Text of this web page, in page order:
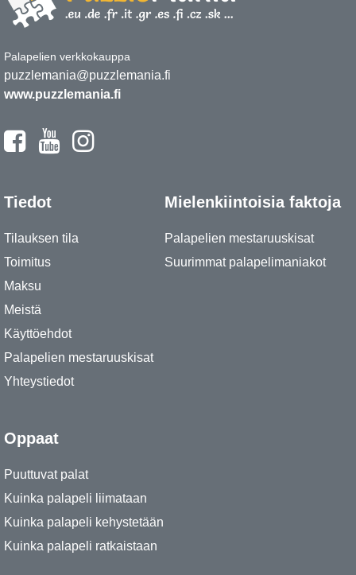
Palapelien verkkokauppa
puzzlemania@puzzlemania.fi
www.puzzlemania.fi
Tiedot
Tilauksen tila
Toimitus
Maksu
Meistä
Käyttöehdot
Palapelien mestaruuskisat
Yhteystiedot
Mielenkiintoisia faktoja
Palapelien mestaruuskisat
Suurimmat palapelimaniakot
Oppaat
Puuttuvat palat
Kuinka palapeli liimataan
Kuinka palapeli kehystetään
Kuinka palapeli ratkaistaan